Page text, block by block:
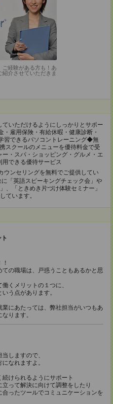
ご経験がある方も！あ
介させていただきま
いただけるようにしっかりとサポー
雇用保険・有給休暇・健康診断・
習できるパソコントレーニング◆無
クールのメニューを優待料金で受
・スパ・ショッピング・グルメ・エ
できる優待サービス
ウンセリングを無料でご提供してい
「英語スピーキングチェック会」や
、「ときめき片づけ体験セミナー」
ています。
の職場は、戸惑うこともあるかと思
くメリットの１つに、
う点があります。
にあたっては、弊社担当がいつもあ
ります。
しますので、
なれますよ。
けられるようにサポート
って解決に向けて調整をしたり
ったツールでコミュニケーションを